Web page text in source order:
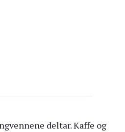
deltar. Kaffe og